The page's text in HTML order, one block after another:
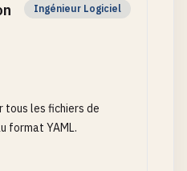
Ingénieur Logiciel
tous les fichiers de
format YAML.